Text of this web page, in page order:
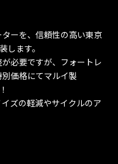
ーを、信頼性の高い東京
します。
必要ですが、フォートレ
価格にてマルイ製
ズの軽減やサイクルのア